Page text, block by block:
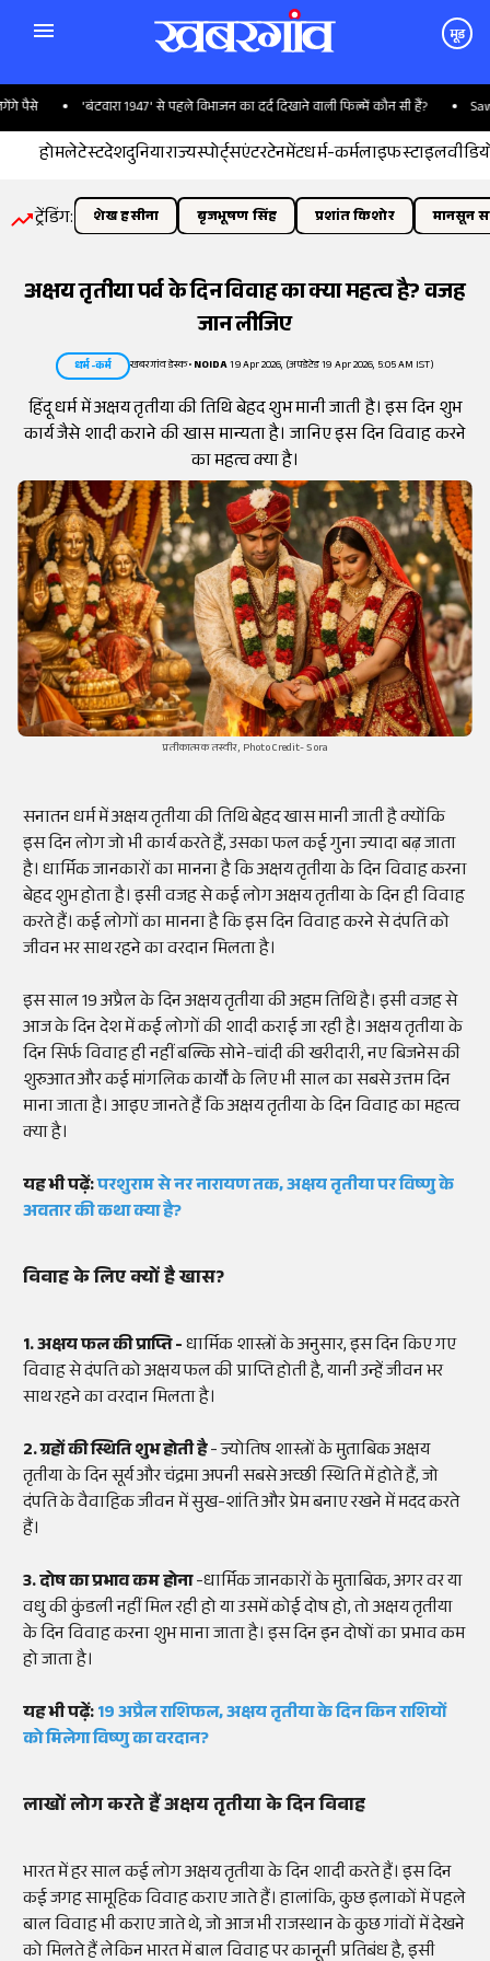
मूड
'बंटवारा 1947' से पहले विभाजन का दर्द दिखाने वाली फिल्में कौन सी हैं?
होमलेटेस्टदेशदुनियाराज्यस्पोर्ट्सएंटरटेनमेंटधर्म-कर्मलाइफस्टाइल
ट्रेंडिंग: शेख हसीना बृजभूषण सिंह प्रशांत किशोर मानसून
अक्षय तृतीया पर्व के दिन विवाह का क्या महत्व है? वजह
जान लीजिए
धर्म-कर्म खबरगांव डेस्क•NOIDA19 Apr 2026, (अपडेटेड 19 Apr 2026, 5:05 AM IST)
हिंदू धर्म में अक्षय तृतीया की तिथि बेहद शुभ मानी जाती है। इस दिन शुभ
कार्य जैसे शादी कराने की खास मान्यता है। जानिए इस दिन विवाह करने
का महत्व क्या है।
प्रतीकात्मक तस्वीर, Photo Credit- Sora
सनातन धर्म में अक्षय तृतीया की तिथि बेहद खास मानी जाती है क्योंकि
इस दिन लोग जो भी कार्य करते हैं, उसका फल कई गुना ज्यादा बढ़ जाता
है। धार्मिक जानकारों का मानना है कि अक्षय तृतीया के दिन विवाह करना
बेहद शुभ होता है। इसी वजह से कई लोग अक्षय तृतीया के दिन ही विवाह
करते हैं। कई लोगों का मानना है कि इस दिन विवाह करने से दंपति को
जीवन भर साथ रहने का वरदान मिलता है।
इस साल 19 अप्रैल के दिन अक्षय तृतीया की अहम तिथि है। इसी वजह से
आज के दिन देश में कई लोगों की शादी कराई जा रही है। अक्षय तृतीया के
दिन सिर्फ विवाह ही नहीं बल्कि सोने-चांदी की खरीदारी, नए बिजनेस की
शुरुआत और कई मांगलिक कार्यों के लिए भी साल का सबसे उत्तम दिन
माना जाता है। आइए जानते हैं कि अक्षय तृतीया के दिन विवाह का महत्व
क्या है।
यह भी पढ़ें:परशुराम से नर नारायण तक, अक्षय तृतीया पर विष्णु के
अवतार की कथा क्या है?
विवाह के लिए क्यों है खास?
1. अक्षय फल की प्राप्ति -धार्मिक शास्त्रों के अनुसार, इस दिन किए गए
विवाह से दंपति को अक्षय फल की प्राप्ति होती है, यानी उन्हें जीवन भर
साथ रहने का वरदान मिलता है।
2. ग्रहों की स्थिति शुभ होती है- ज्योतिष शास्त्रों के मुताबिक अक्षय
तृतीया के दिन सूर्य और चंद्रमा अपनी सबसे अच्छी स्थिति में होते हैं, जो
दंपति के वैवाहिक जीवन में सुख-शांति और प्रेम बनाए रखने में मदद करते
हैं।
3. दोष का प्रभाव कम होना-धार्मिक जानकारों के मुताबिक, अगर वर या
वधु की कुंडली नहीं मिल रही हो या उसमें कोई दोष हो, तो अक्षय तृतीया
के दिन विवाह करना शुभ माना जाता है। इस दिन इन दोषों का प्रभाव कम
हो जाता है।
यह भी पढ़ें:19 अप्रैल राशिफल, अक्षय तृतीया के दिन किन राशियों
को मिलेगा विष्णु का वरदान?
लाखों लोग करते हैं अक्षय तृतीया के दिन विवाह
भारत में हर साल कई लोग अक्षय तृतीया के दिन शादी करते हैं। इस दिन
कई जगह सामूहिक विवाह कराए जाते हैं। हालांकि, कुछ इलाकों में पहले
बाल विवाह भी कराए जाते थे, जो आज भी राजस्थान के कुछ गांवों में देखने
को मिलते हैं लेकिन भारत में बाल विवाह पर कानूनी प्रतिबंध है, इसी